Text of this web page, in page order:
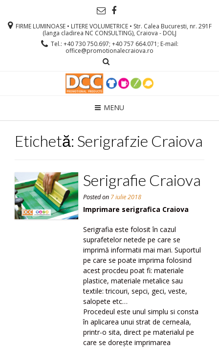
FIRME LUMINOASE • LITERE VOLUMETRICE • Str. Calea Bucuresti, nr. 291F
(langa cladirea NC CONSULTING), Craiova - DOLJ
Tel.: +40 730 750.697; +40 757 664.071; E-mail:
office@promotionalecraiova.ro
MENU
Etichetă: Serigrafzie Craiova
Serigrafie Craiova
Posted on 7 iulie 2018
Imprimare serigrafica Craiova
Serigrafia este folosit în cazul
suprafetelor netede pe care se
imprimă informatii mai mari. Suportul
pe care se poate imprima folosind
acest procdeu poat fi: materiale
plastice, materiale metalice sau
textile: tricouri, sepci, geci, veste,
salopete etc…
Procedeul este unul simplu si consta
în aplicarea unui strat de cerneala,
printr-o sita, direct pe materialul pe
care se dorește imprimarea